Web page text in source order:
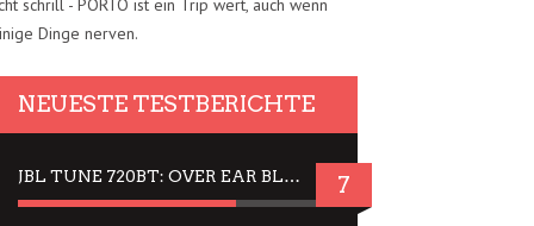
schrill - PORTO ist ein Trip wert, auch wenn
Dinge nerven.
NEUESTE TESTBERICHTE
JBL TUNE 720BT: OVER EAR BLUETOOTH KOPFHÖRER UM DIE 50,-€ IM DAUER-TEST 7